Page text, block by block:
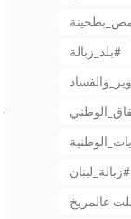
بلد_زبالة#
زبالة_لبنان#